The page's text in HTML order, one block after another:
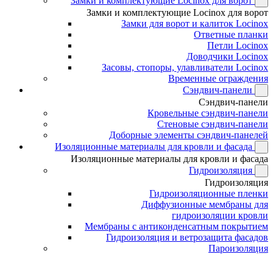
Замки и комплектующие Locinox для ворот
Замки для ворот и калиток Locinox
Ответные планки
Петли Locinox
Доводчики Locinox
Засовы, стопоры, улавливатели Locinox
Временные ограждения
Сэндвич-панели
Сэндвич-панели
Кровельные сэндвич-панели
Стеновые сэндвич-панели
Доборные элементы сэндвич-панелей
Изоляционные материалы для кровли и фасада
Изоляционные материалы для кровли и фасада
Гидроизоляция
Гидроизоляция
Гидроизоляционные пленки
Диффузионные мембраны для
гидроизоляции кровли
Мембраны с антиконденсатным покрытием
Гидроизоляция и ветрозащита фасадов
Пароизоляция